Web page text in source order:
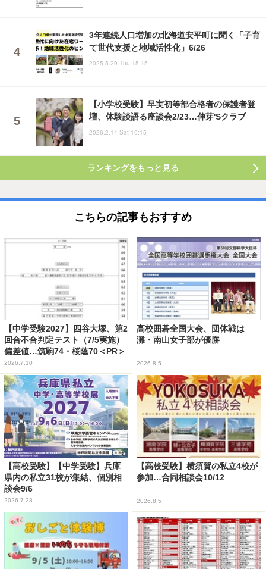
3年連続人口増加の北海道安平町に聞く「子育
て世代支援と地域活性化」6/26
2025.5.29 Thu 15:15
【小学校受験】早実初等部合格者の保護者登
壇、体験談語る座談会2/23…伸芽'Sクラブ
2026.2.14 Sat 10:15
ランキングをもっと見る
こちらの記事もおすすめ
【中学受験2027】四谷大塚、第2
回合不合判定テスト（7/5実施）
偏差値…筑駒74・桜蔭70＜PR＞
2026.7.10
高校囲碁全国大会、団体戦は
灘・南山女子部が優勝
2026.8.5
【高校受験】【中学受験】兵庫
県内の私立31校が集結、個別相
談会9/6
2026.7.28
【高校受験】横須賀の私立4校が
参加…合同相談会10/12
2026.8.5